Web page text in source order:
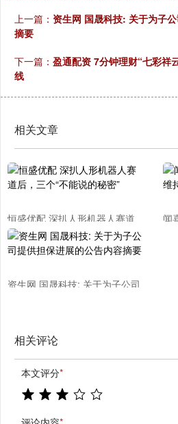
上一篇： 资生网 国晟科技: 关于为子
摘要
下一篇： 盈通配资 7分钟理财“七彩祥
线
相关文章
恒盛优配 深扒人形机器人赛道
后，三个“不能说的秘密”
闻
资生网 国晟科技: 关于为子公司
相关评论
本文评分*